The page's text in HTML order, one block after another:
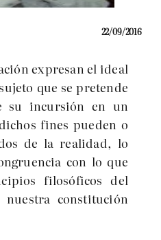
22/09/2016
expresan el ideal
que se pretende
su incursión en un
fines pueden o
de la realidad, lo
con lo que
filosóficos del
constitución